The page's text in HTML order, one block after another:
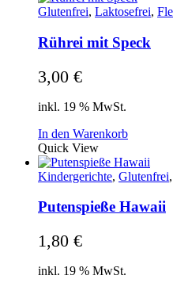
Glutenfrei, Laktosefrei,
Rührei mit Speck
3,00 €
inkl. 19 % MwSt.
In den Warenkorb
Quick View
Kindergerichte, Glutenfrei,
Putenspieße Hawaii
1,80 €
inkl. 19 % MwSt.